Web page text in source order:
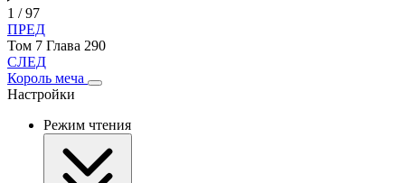
1 / 97
ПРЕД
Том 7 Глава 290
СЛЕД
Король меча
Настройки
Режим чтения